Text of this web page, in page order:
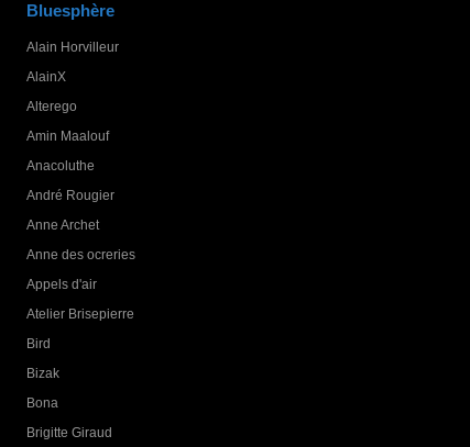
Bluesphère
Alain Horvilleur
AlainX
Alterego
Amin Maalouf
Anacoluthe
André Rougier
Anne Archet
Anne des ocreries
Appels d'air
Atelier Brisepierre
Bird
Bizak
Bona
Brigitte Giraud